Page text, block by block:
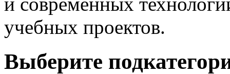
учебных проектов.
Выберите